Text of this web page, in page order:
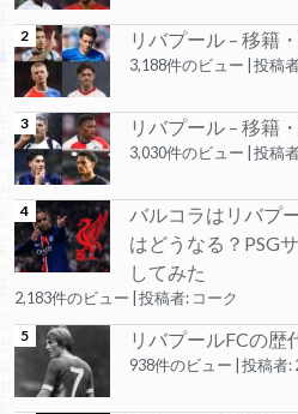
リバプール – 移籍
3,188件のビュー 投稿
リバプール – 移籍
3,030件のビュー 投稿
バルコラはリバプ
はどうなる？PSG
してみた
2,183件のビュー 投稿者: コーク
リバプールFCの歴
938件のビュー 投稿者: